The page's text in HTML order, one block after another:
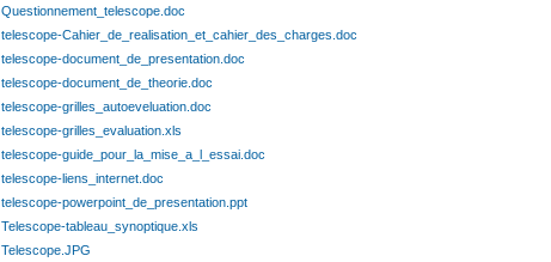
Questionnement_telescope.doc
telescope-Cahier_de_realisation_et_cahier_des_charges.doc
telescope-document_de_presentation.doc
telescope-document_de_theorie.doc
telescope-grilles_autoeveluation.doc
telescope-grilles_evaluation.xls
telescope-guide_pour_la_mise_a_l_essai.doc
telescope-liens_internet.doc
telescope-powerpoint_de_presentation.ppt
Telescope-tableau_synoptique.xls
Telescope.JPG